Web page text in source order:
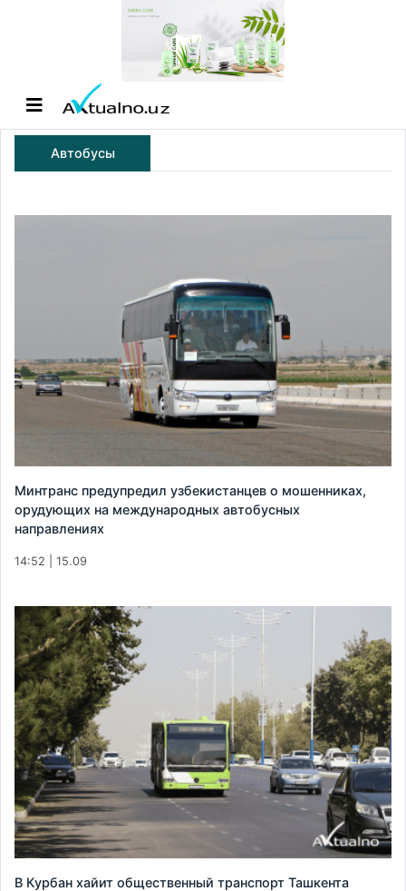
Автобусы
Минтранс предупредил узбекистанцев о мошенниках,
орудующих на международных автобусных
направлениях
14:52 | 15.09
В Курбан хайит общественный транспорт Ташкента